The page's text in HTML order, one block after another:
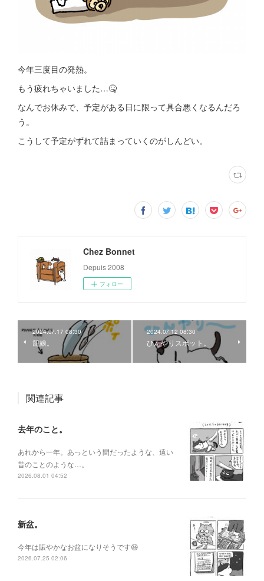
今年三度目の発熱。
もう疲れちゃいました…🤒
なんでお休みで、予定がある日に限って具合悪くなるんだろ
う。
こうして予定がずれて詰まっていくのがしんどい。
Chez Bonnet
Depuis 2008
フォロー
2024.07.17 08:30
籠娘。
2024.07.12 08:30
ひんやりスポット。
関連記事
去年のこと。
あれから一年。あっという間だったような、遠い
昔のことのような…。
2026.08.01 04:52
新盆。
今年は賑やかなお盆になりそうです😆
2026.07.25 02:06